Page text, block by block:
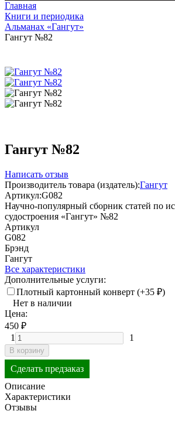
Главная
Книги и периодика
Альманах «Гангут»
Гангут №82
Гангут №82
Написать отзыв
Производитель товара (издатель):Гангут
Артикул:G082
Научно-популярный сборник статей по
судостроения «Гангут» №82
Артикул
G082
Брэнд
Гангут
Все характеристики
Дополнительные услуги:
Плотный картонный конверт (+35 ₽)
Нет в наличии
Цена:
450 ₽
1
1
В корзину
Сделать предзаказ
Описание
Характеристики
Отзывы